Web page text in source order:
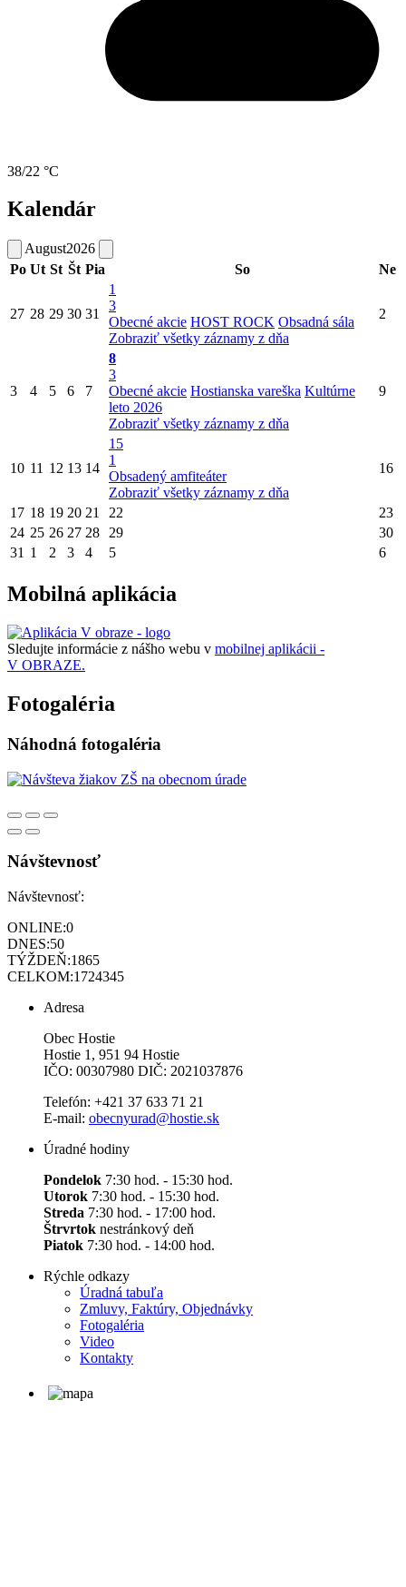
38/22 °C
Kalendár
August2026
Po Ut St Št Pia So Ne
27 28 29 30 31
1
3
Obecné akcie HOST ROCK Obsadná sála
Zobraziť všetky záznamy z dňa
2
3 4 5 6 7
8
3
Obecné akcie Hostianska vareška Kultúrne
leto 2026
Zobraziť všetky záznamy z dňa
9
10 11 12 13 14
15
1
Obsadený amfiteáter
Zobraziť všetky záznamy z dňa
16
17 18 19 20 21 22
23
24 25 26 27 28 29
30
31 1 2 3 4 5 6
Mobilná aplikácia
Sledujte informácie z nášho webu v mobilnej aplikácii -
V OBRAZE.
Fotogaléria
Náhodná fotogaléria
Návštevnosť
Návštevnosť:
ONLINE:0
DNES:50
TÝŽDEŇ:1865
CELKOM:1724345
Adresa
Obec Hostie
Hostie 1, 951 94 Hostie
IČO: 00307980 DIČ: 2021037876
Telefón: +421 37 633 71 21
E-mail: obecnyurad@hostie.sk
Úradné hodiny
Pondelok 7:30 hod. - 15:30 hod.
Utorok 7:30 hod. - 15:30 hod.
Streda 7:30 hod. - 17:00 hod.
Štrvrtok nestránkový deň
Piatok 7:30 hod. - 14:00 hod.
Rýchle odkazy
Úradná tabuľa
Zmluvy, Faktúry, Objednávky
Fotogaléria
Video
Kontakty